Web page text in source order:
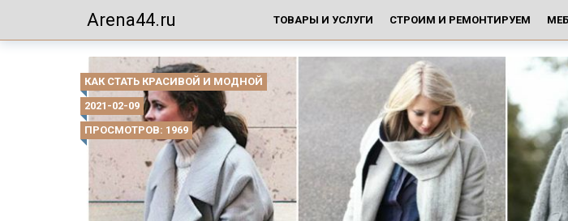
Arena44.ru ТОВАРЫ И УСЛУГИ СТРОИМ И РЕМОНТИРУЕМ
КАК СТАТЬ КРАСИВОЙ И МОДНОЙ
2021-02-09
ПРОСМОТРОВ: 1969